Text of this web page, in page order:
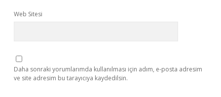
Web Sitesi
Daha sonraki yorumlarımda kullanılması için adım, e-posta adresim
ve site adresim bu tarayıcıya kaydedilsin.